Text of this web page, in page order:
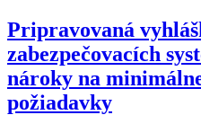
Pripravovaná
zabezpečovacích
nároky na
požiadavky